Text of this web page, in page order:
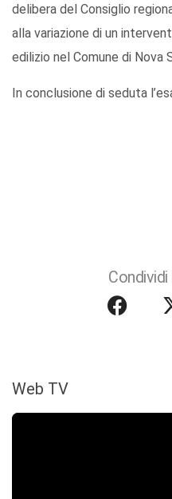
delibera del Consiglio
alla variazione di un
edilizio nel Comune di Nova
In conclusione di seduta
Web TV